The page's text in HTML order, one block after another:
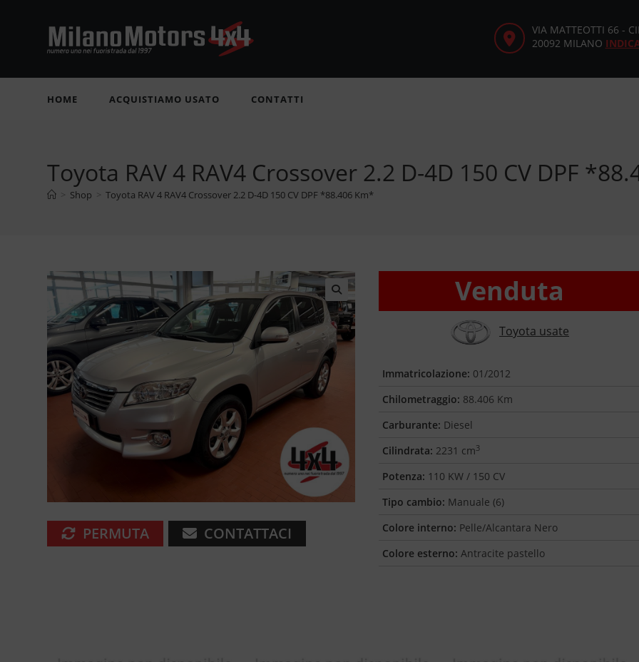
VIA MATTEOTTI 66 -
20092 MILANO
HOME ACQUISTIAMO USATO CONTATTI
Toyota RAV 4 RAV4 Crossover 2.2 D-4D 150 CV DPF
> Shop > Toyota RAV 4 RAV4 Crossover 2.2 D-4D 150 CV DPF *88.406 Km*
🔍
PERMUTA CONTATTACI
Venduta
Toyota usate
Immatricolazione: 01/2012
Chilometraggio: 88.406 Km
Carburante: Diesel
Cilindrata: 2231 cm3
Potenza: 110 KW / 150 CV
Tipo cambio: Manuale (6)
Colore interno: Pelle/Alcantara Nero
Colore esterno: Antracite pastello